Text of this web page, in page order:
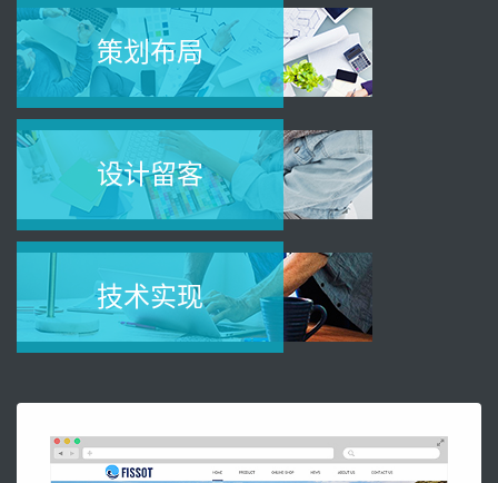
策划布局
设计留客
技术实现